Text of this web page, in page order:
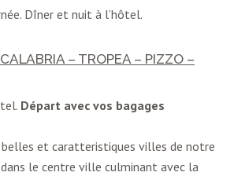
Dîner et nuit à l’hôtel.
– TROPEA– PIZZO –
Départ avec vos bagages
belles et caratteristiques villes de notre
dans le centre ville culminant avec la